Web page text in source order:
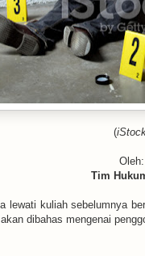
(
Oleh:
Tim
lewati kuliah sebelumnya
dibahas mengenai